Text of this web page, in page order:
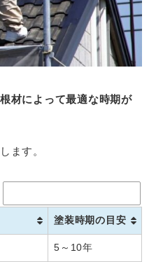
材によって最適な時期が
ます。
塗装時期の目安
5～10年